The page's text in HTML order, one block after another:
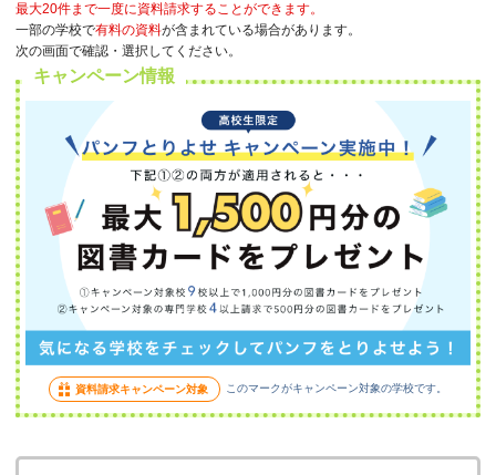
最大20件まで一度に資料請求することができます。
一部の学校で有料の資料が含まれている場合があります。
次の画面で確認・選択してください。
キャンペーン情報
資料請求キャンペーン対象 このマークがキャンペーン対象の学校です。